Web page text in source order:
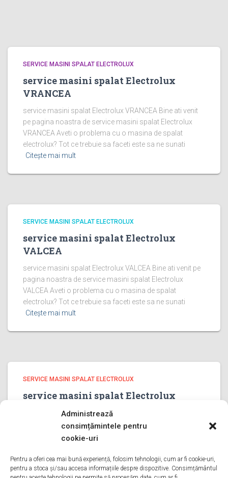
Administrează
consimțămintele pentru
cookie-uri
Pentru a oferi cea mai bună experiență, folosim tehnologii, cum ar fi cookie-uri,
pentru a stoca și/sau accesa informațiile despre dispozitive. Consimțământul
SERVICE MASINI SPALAT ELECTROLUX
service masini spalat Electrolux
VRANCEA
service masini spalat Electrolux VRANCEA Bine ati venit
pe pagina noastra de service masini spalat Electrolux
VRANCEA Aveti o problema cu o masina de spalat
electrolux? Tot ce trebuie sa faceti este sa ne sunati
Citește mai mult
SERVICE MASINI SPALAT ELECTROLUX
service masini spalat Electrolux
VALCEA
service masini spalat Electrolux VALCEA Bine ati venit pe
pagina noastra de service masini spalat Electrolux
VALCEA Aveti o problema cu o masina de spalat
electrolux? Tot ce trebuie sa faceti este sa ne sunati
Citește mai mult
SERVICE MASINI SPALAT ELECTROLUX
service masini spalat Electrolux
PRAHOVA
service masini spalat Electrolux PRAHOVA Bine ati venit
pe pagina noastra de service masini spalat Electrolux
electrolux? Tot ce trebuie sa faceti este sa ne sunati
Citește mai mult